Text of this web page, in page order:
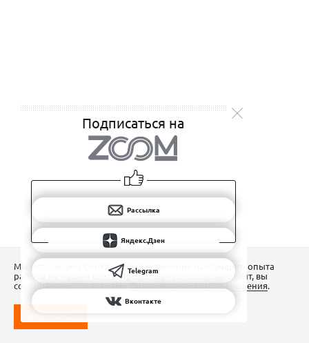
Подписаться на
Рассылка
Яндекс.Дзен
Telegram
Вконтакте
Мы используем Сookies для обеспечения наилучшего опыта
работы на нашем сайте. Продолжая использовать сайт, вы
соглашаетесь с условиямиПользовательского соглашения.
ПОНЯТНО